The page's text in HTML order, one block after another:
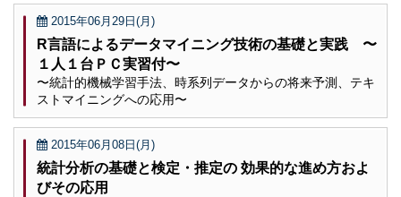
2015年06月29日(月)
R言語によるデータマイニング技術の基礎と実践 〜
１人１台ＰＣ実習付〜
〜統計的機械学習手法、時系列データからの将来予測、テキ
ストマイニングへの応用〜
2015年06月08日(月)
統計分析の基礎と検定・推定の 効果的な進め方およ
びその応用